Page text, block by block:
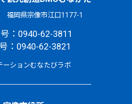
福岡県宗像市江口1177-1
：0940-62-3811
：0940-62-3821
ーションむなたびラボ